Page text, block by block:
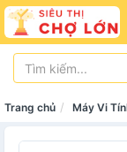
Trang chủ Máy Vi